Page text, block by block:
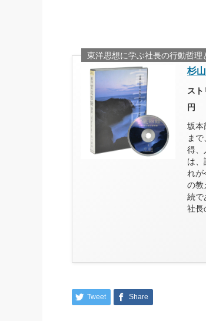
東洋思想に学ぶ社長の行動哲理
杉
ス
円
坂本
ま
得、
は、
れが
の教
続で
社長
Tweet Share